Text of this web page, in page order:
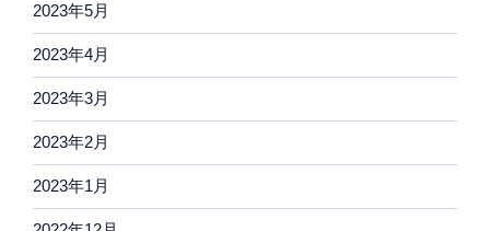
2023年5月
2023年4月
2023年3月
2023年2月
2023年1月